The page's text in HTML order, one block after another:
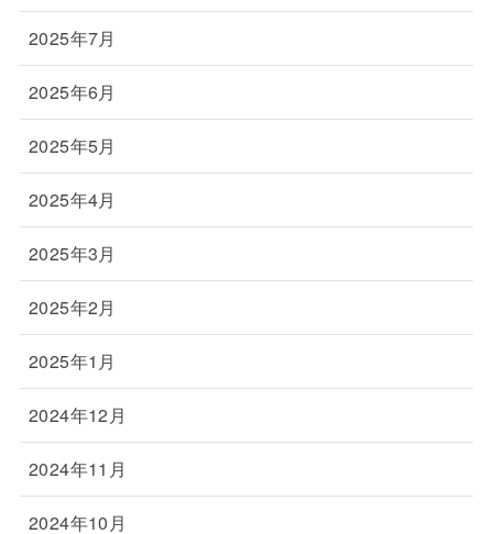
2025年7月
2025年6月
2025年5月
2025年4月
2025年3月
2025年2月
2025年1月
2024年12月
2024年11月
2024年10月